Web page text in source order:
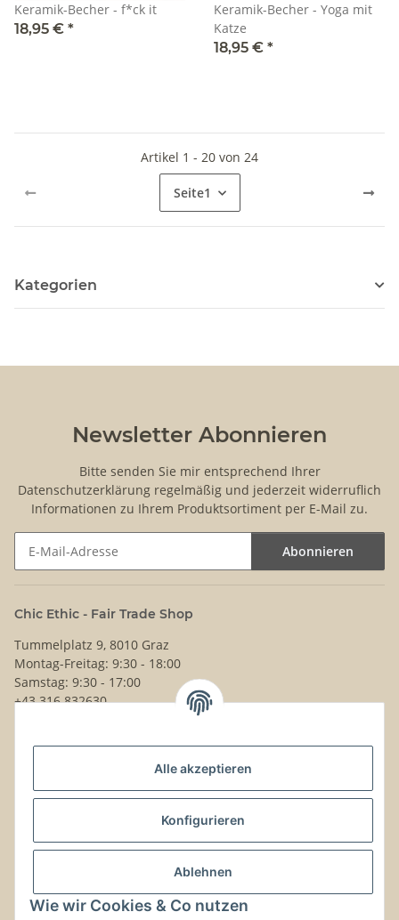
Alle akzeptieren
Konfigurieren
Ablehnen
Wie wir Cookies & Co nutzen
Keramik-Becher - f*ck it
18,95 € *
Keramik-Becher - Yoga mit
Katze
18,95 € *
Artikel 1 - 20 von 24
Seite1
Kategorien
Newsletter Abonnieren
Bitte senden Sie mir entsprechend Ihrer
Datenschutzerklärung regelmäßig und jederzeit widerruflich
Informationen zu Ihrem Produktsortiment per E-Mail zu.
Abonnieren
Chic Ethic - Fair Trade Shop
Tummelplatz 9, 8010 Graz
Montag-Freitag: 9:30 - 18:00
Samstag: 9:30 - 17:00
+43 316 832630
Kontaktinformationen